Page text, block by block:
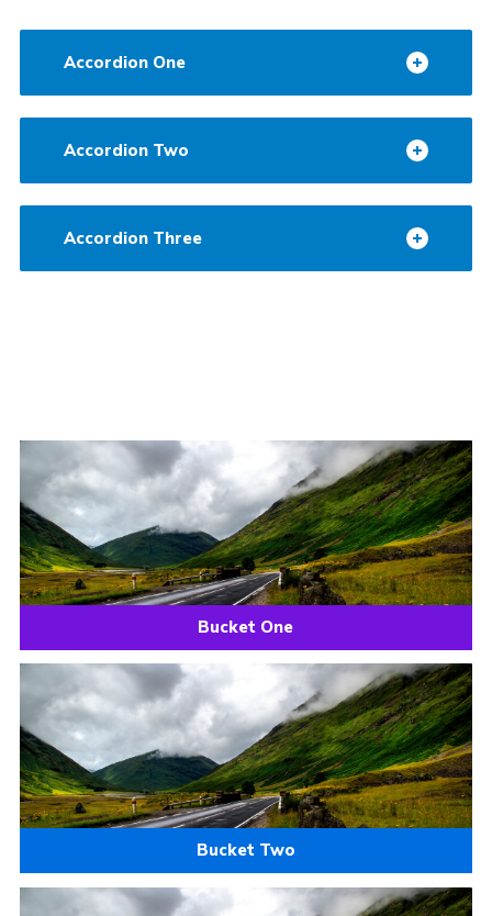
Accordion One
Accordion Two
Accordion Three
Bucket One
Bucket Two